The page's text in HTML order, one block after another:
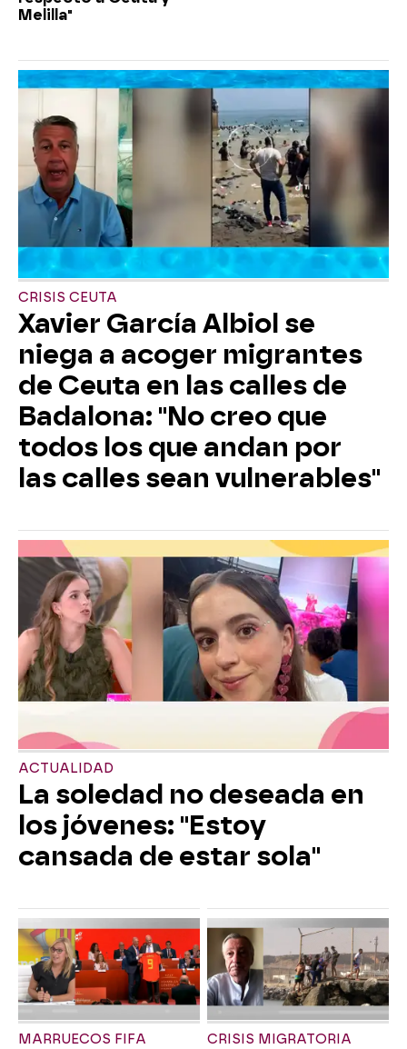
Melilla"
CRISIS CEUTA
Xavier García Albiol se
niega a acoger migrantes
de Ceuta en las calles de
Badalona: "No creo que
todos los que andan por
las calles sean vulnerables"
ACTUALIDAD
La soledad no deseada en
los jóvenes: "Estoy
cansada de estar sola"
MARRUECOS FIFA CRISIS MIGRATORIA